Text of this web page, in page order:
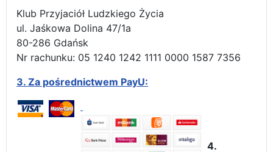
Klub Przyjaciół Ludzkiego Życia
ul. Jaśkowa Dolina 47/1a
80-286 Gdańsk
Nr rachunku: 05 1240 1242 1111 0000 1587 7356
3. Za pośrednictwem PayU:
4.